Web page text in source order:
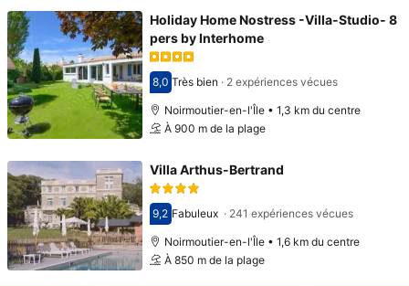
Holiday Home Nostress -Villa-Studio- 8
pers by Interhome
Avec une note de 8,0
8,0 Très bien · 2 expériences vécues
Noirmoutier-en-l'Île • 1,3 km du centre
À 900 m de la plage
Villa Arthus-Bertrand
Avec une note de 9,2
9,2 Fabuleux · 241 expériences vécues
Noirmoutier-en-l'Île • 1,6 km du centre
À 850 m de la plage